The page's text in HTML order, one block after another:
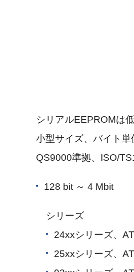
シリアルEEPROMは
小型サイズ、バイト
QS9000準拠、ISO/
128 bit ～ 4 Mbit
シリーズ
24xxシリーズ、
25xxシリーズ、